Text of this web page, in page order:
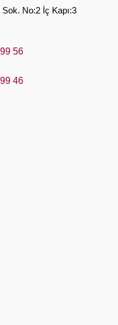
No:2 İç Kapı:3
56
46